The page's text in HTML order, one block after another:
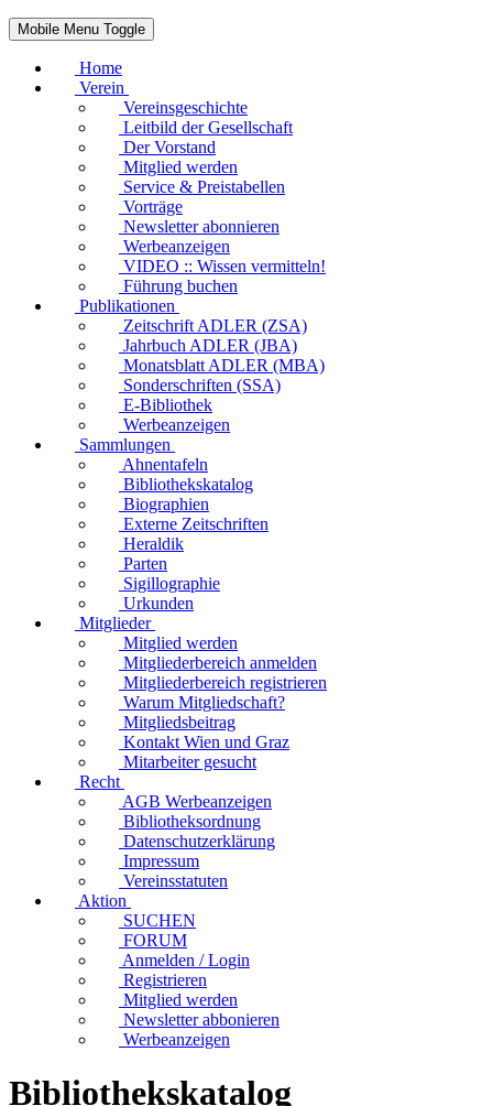
Mobile Menu Toggle
Home
Verein
Vereinsgeschichte
Leitbild der Gesellschaft
Der Vorstand
Mitglied werden
Service & Preistabellen
Vorträge
Newsletter abonnieren
Werbeanzeigen
VIDEO :: Wissen vermitteln!
Führung buchen
Publikationen
Zeitschrift ADLER (ZSA)
Jahrbuch ADLER (JBA)
Monatsblatt ADLER (MBA)
Sonderschriften (SSA)
E-Bibliothek
Werbeanzeigen
Sammlungen
Ahnentafeln
Bibliothekskatalog
Biographien
Externe Zeitschriften
Heraldik
Parten
Sigillographie
Urkunden
Mitglieder
Mitglied werden
Mitgliederbereich anmelden
Mitgliederbereich registrieren
Warum Mitgliedschaft?
Mitgliedsbeitrag
Kontakt Wien und Graz
Mitarbeiter gesucht
Recht
AGB Werbeanzeigen
Bibliotheksordnung
Datenschutzerklärung
Impressum
Vereinsstatuten
Aktion
SUCHEN
FORUM
Anmelden / Login
Registrieren
Mitglied werden
Newsletter abbonieren
Werbeanzeigen
Bibliothekskatalog